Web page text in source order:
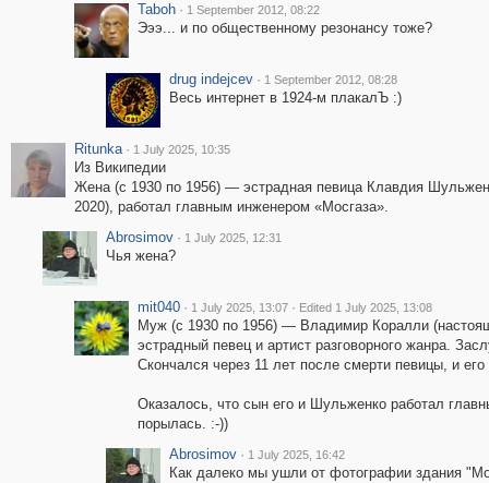
Taboh · 1 September 2012, 08:22
Эээ... и по общественному резонансу тоже?
drug indejcev · 1 September 2012, 08:28
Весь интернет в 1924-м плакалЪ :)
Ritunka · 1 July 2025, 10:35
Из Википедии
Жена (с 1930 по 1956) — эстрадная певица Клавдия
2020), работал главным инженером «Мосгаза».
Abrosimov · 1 July 2025, 12:31
Чья жена?
mit040 · 1 July 2025, 13:07 · Edited 1 July 2025, 13:08
Муж (с 1930 по 1956) — Владимир Коралли
эстрадный певец и артист разговорного жанра.
Скончался через 11 лет после смерти певицы, и
Оказалось, что сын его и Шульженко работал
порылась. :-))
Abrosimov · 1 July 2025, 16:42
Как далеко мы ушли от фотографии здания